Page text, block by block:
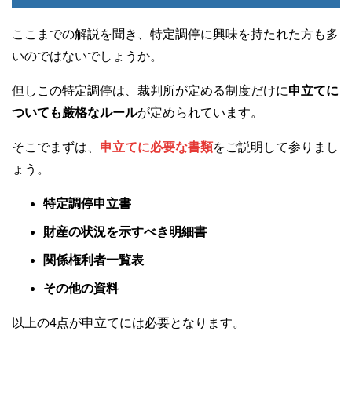
ここまでの解説を聞き、特定調停に興味を持たれた方も多
いのではないでしょうか。
但しこの特定調停は、裁判所が定める制度だけに申立てに
ついても厳格なルールが定められています。
そこでまずは、 申立てに必要な書類をご説明して参りまし
ょう。
特定調停申立書
財産の状況を示すべき明細書
関係権利者一覧表
その他の資料
以上の4点が申立てには必要となります。